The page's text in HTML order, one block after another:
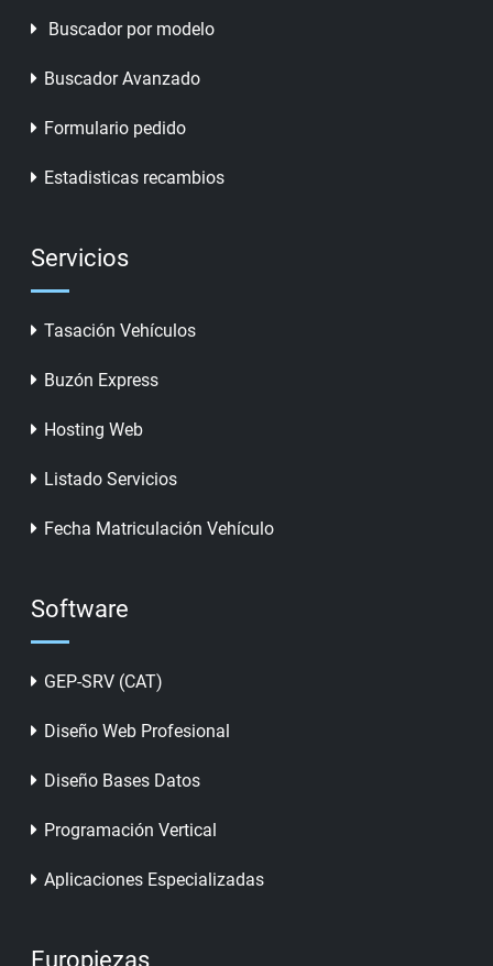
Buscador por modelo
Buscador Avanzado
Formulario pedido
Estadisticas recambios
Servicios
Tasación Vehículos
Buzón Express
Hosting Web
Listado Servicios
Fecha Matriculación Vehículo
Software
GEP-SRV (CAT)
Diseño Web Profesional
Diseño Bases Datos
Programación Vertical
Aplicaciones Especializadas
Europiezas